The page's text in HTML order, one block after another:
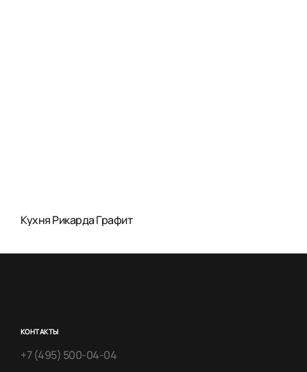
Кухня Рикарда Графит
КОНТАКТЫ
+7 (495) 500-04-04